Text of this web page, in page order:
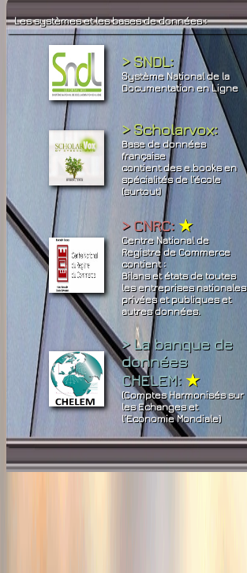
Les systèmes et les bases de données :
> SNDL:
Système National de la
Documentation en Ligne
> Scholarvox:
Base de données
française
contient des e.books en
spécialités de l’école
(surtout)
> CNRC:★
Centre National de
Registre de Commerce
contient :
Bilans et états de toutes
les entreprises nationales
privées et publiques et
autres données.
> La banque de
données
CHELEM:★
(Comptes Harmonisés sur
les Echanges et
l’Economie Mondiale)